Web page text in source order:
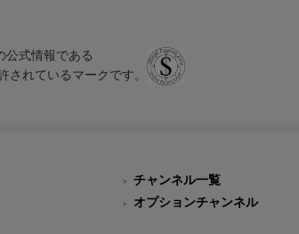
公式情報である
されているマークです。
チャンネル一覧
オプションチャンネル